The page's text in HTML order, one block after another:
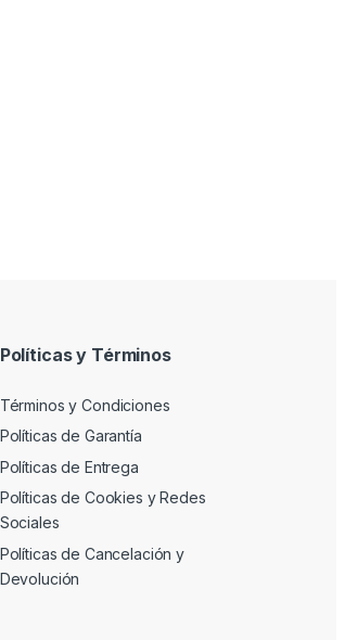
Políticas y Términos
Términos y Condiciones
Políticas de Garantía
Políticas de Entrega
Políticas de Cookies y Redes
Sociales
Políticas de Cancelación y
Devolución